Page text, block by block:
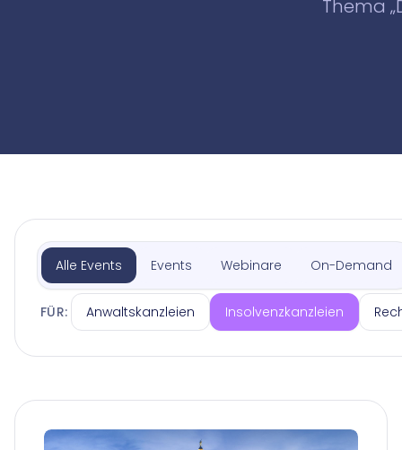
Thema
Alle Events Events Webinare On-Demand
FÜR: Anwaltskanzleien Insolvenzkanzleien